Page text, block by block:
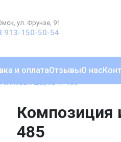
ул. Фрунзе, 91
913-150-50-54
и оплатаОтзывыО нас
Композиция
485